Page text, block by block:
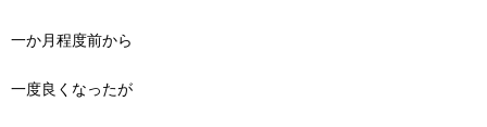
一か月程度前から
一度良くなったが